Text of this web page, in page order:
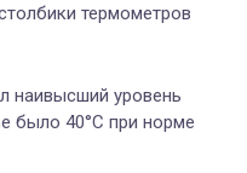
термометров
наивысший уровень
было 40°C при норме